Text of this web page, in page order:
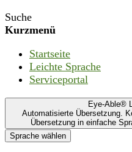
Suche
Kurzmenü
Startseite
Leichte Sprache
Serviceportal
Eye-Able®
Automatisierte Übersetzung.
Übersetzung in einfache
Sprache wählen